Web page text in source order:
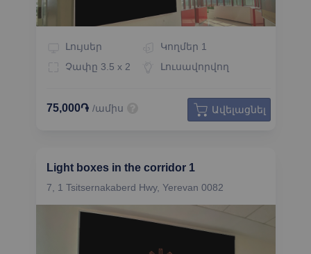
Լույսեր
Չափը 3.5 x 2
Կողմեր 1
Լուսավորվող
Ավելացնել
75,000֏ /ամիս
Light boxes in the corridor 1
7, 1 Tsitsernakaberd Hwy, Yerevan 0082